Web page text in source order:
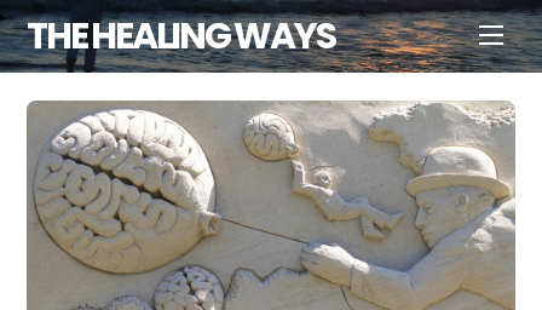
Skip
to
content
THE HEALING WAYS